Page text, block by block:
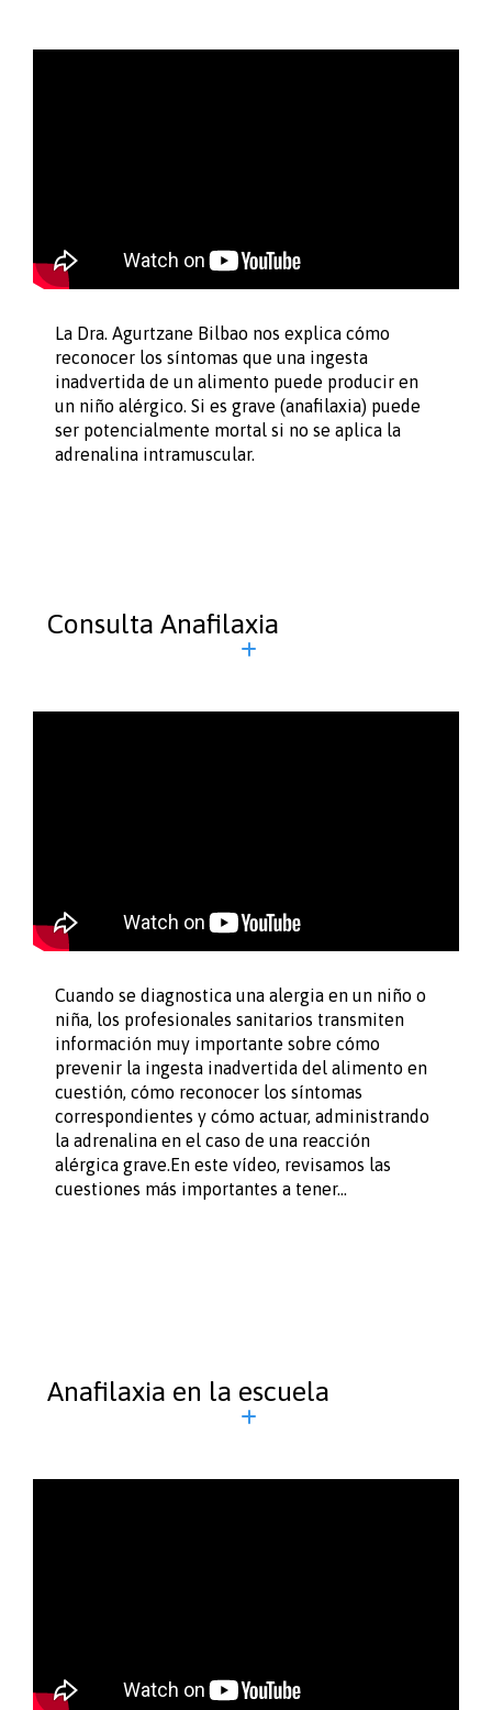
La Dra. Agurtzane Bilbao nos explica cómo
reconocer los síntomas que una ingesta
inadvertida de un alimento puede producir en
un niño alérgico. Si es grave (anafilaxia) puede
ser potencialmente mortal si no se aplica la
adrenalina intramuscular.
Consulta Anafilaxia
Cuando se diagnostica una alergia en un niño o
niña, los profesionales sanitarios transmiten
información muy importante sobre cómo
prevenir la ingesta inadvertida del alimento en
cuestión, cómo reconocer los síntomas
correspondientes y cómo actuar, administrando
la adrenalina en el caso de una reacción
alérgica grave.En este vídeo, revisamos las
cuestiones más importantes a tener…
Anafilaxia en la escuela